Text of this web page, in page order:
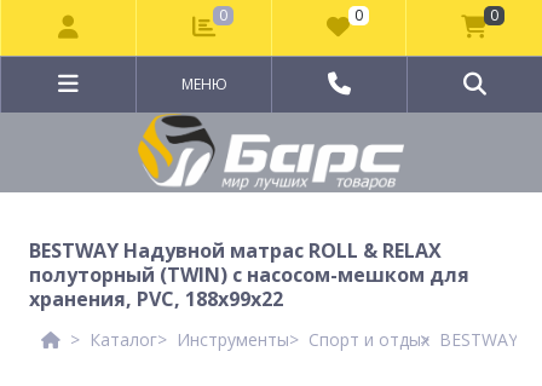
МЕНЮ
BESTWAY Надувной матрас ROLL & RELAX
полуторный (TWIN) с насосом-мешком для
хранения, PVC, 188х99х22
Каталог Инструменты Спорт и отдых BESTWAY
0 0 0